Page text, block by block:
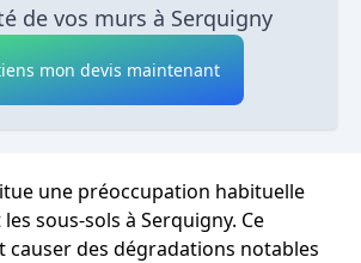
de vos murs à Serquigny
mon devis maintenant
une préoccupation habituelle
sous-sols à Serquigny. Ce
causer des dégradations notables